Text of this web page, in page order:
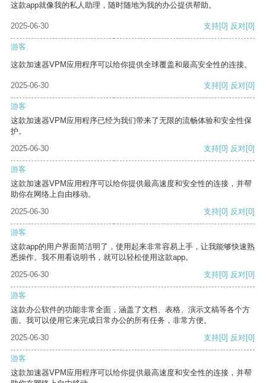
这款app就像我的私人助理，随时随地为我的办公提供帮助。
2025-06-30 支持[0] 反对[0]
游客
这款加速器VPM应用程序可以给你提供全球覆盖和最高安全性的连接。
2025-06-30 支持[0] 反对[0]
游客
这款加速器VPM应用程序已经为我们带来了无限的流畅体验和安全性保
护。
2025-06-30
支持[0] 反对[0]
游客
这款加速器VPM应用程序可以给你提供最高速度和安全性的连接，并帮
助你在网络上自由移动。
2025-06-30
支持[0] 反对[0]
游客
这款app的用户界面简洁明了，使用起来非常容易上手，让我能够快速熟
悉操作。我不用看说明书，就可以轻松使用这款app。
2025-06-30
支持[0] 反对[0]
游客
这款办公软件的功能非常全面，涵盖了文档、表格、演示文稿等各个方
面。我可以使用它来完成日常办公的所有任务，非常方便。
2025-06-30
支持[0] 反对[0]
游客
这款加速器VPM应用程序可以给你提供最高速度和安全性的连接，并帮